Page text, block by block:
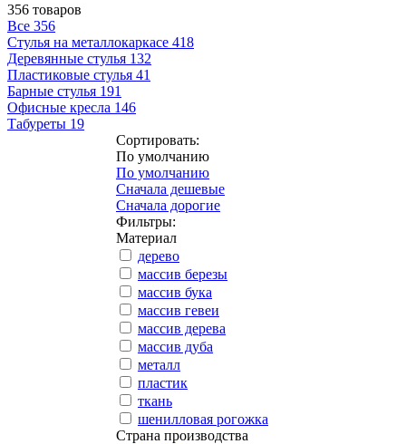
356 товаров
Все 356
Стулья на металлокаркасе 418
Деревянные стулья 132
Пластиковые стулья 41
Барные стулья 191
Офисные кресла 146
Табуреты 19
Сортировать:
По умолчанию
По умолчанию
Сначала дешевые
Сначала дорогие
Фильтры:
Материал
дерево
массив березы
массив бука
массив гевеи
массив дерева
массив дуба
металл
пластик
ткань
шенилловая рогожка
Страна производства